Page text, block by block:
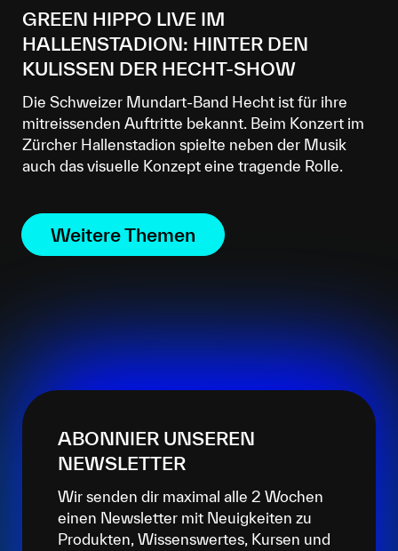
GREEN HIPPO LIVE IM
HALLENSTADION: HINTER DEN
KULISSEN DER HECHT-SHOW
Die Schweizer Mundart-Band Hecht ist für ihre
mitreissenden Auftritte bekannt. Beim Konzert im
Zürcher Hallenstadion spielte neben der Musik
auch das visuelle Konzept eine tragende Rolle.
Weitere Themen
ABONNIER UNSEREN
NEWSLETTER
Wir senden dir maximal alle 2 Wochen
einen Newsletter mit Neuigkeiten zu
Produkten, Wissenswertes, Kursen und